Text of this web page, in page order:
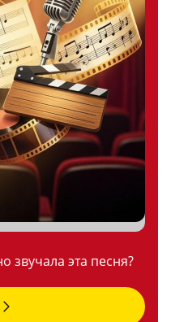
звучала эта песня?